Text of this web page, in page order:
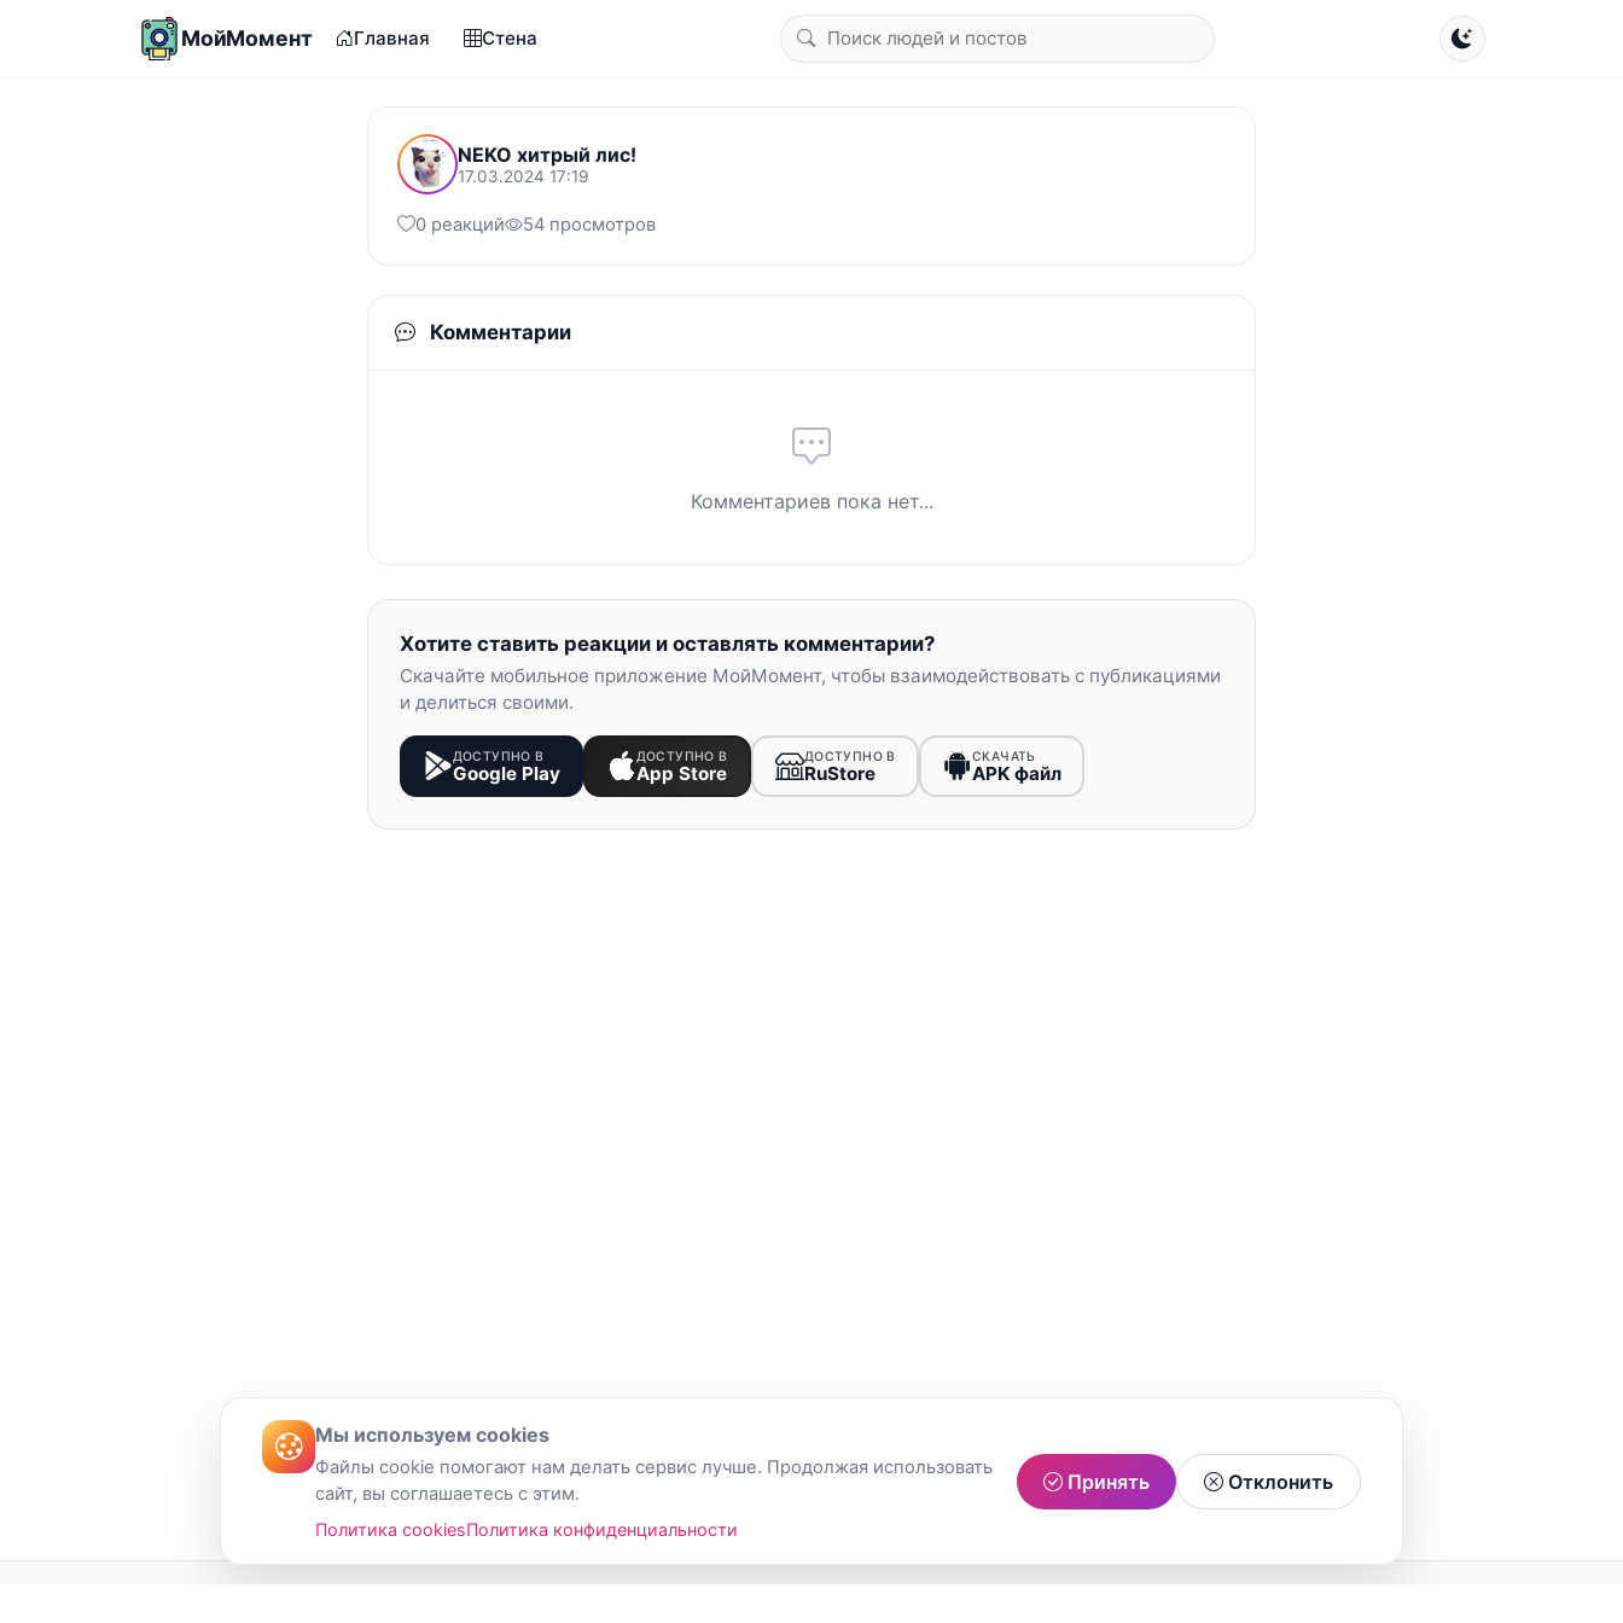
МойМомент Главная Стена
NEKO хитрый лис!
17.03.2024 17:19
0 реакций 54 просмотров
Комментарии
Комментариев пока нет...
Хотите ставить реакции и оставлять комментарии?
Скачайте мобильное приложение МойМомент, чтобы взаимодействовать с публикациями
и делиться своими.
ДОСТУПНО В
Google Play
ДОСТУПНО В
App Store
ДОСТУПНО В
RuStore
СКАЧАТЬ
APK файл
Мы используем cookies
Файлы cookie помогают нам делать сервис лучше. Продолжая использовать
сайт, вы соглашаетесь с этим.
Политика cookiesПолитика конфиденциальности
Принять Отклонить